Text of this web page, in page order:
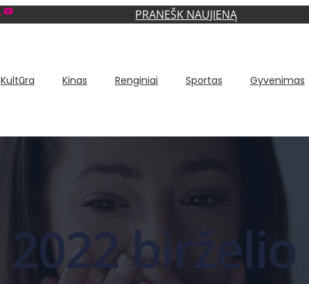
YouTube PRANEŠK NAUJIENĄ
Kultūra Kinas Renginiai Sportas Gyvenimas
2022 birželio